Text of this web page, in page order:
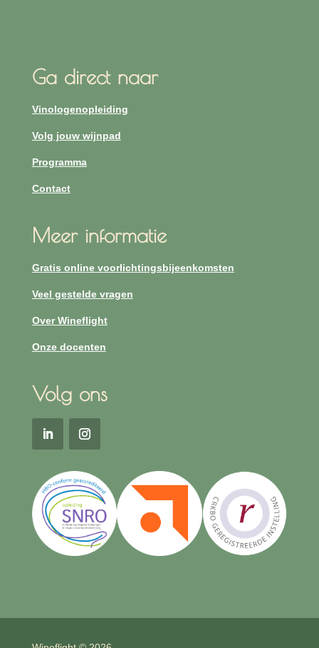
Ga direct naar
Vinologenopleiding
Volg jouw wijnpad
Programma
Contact
Meer informatie
Gratis online voorlichtingsbijeenkomsten
Veel gestelde vragen
Over Wineflight
Onze docenten
Volg ons